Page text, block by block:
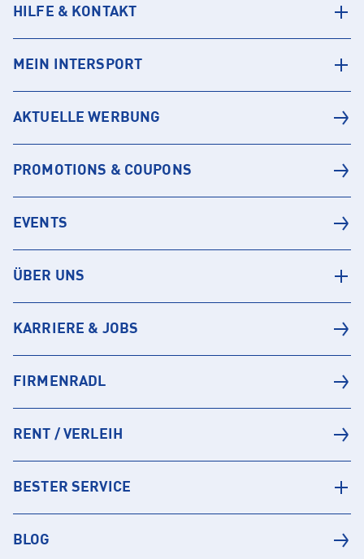
HILFE & KONTAKT
MEIN INTERSPORT
AKTUELLE WERBUNG
PROMOTIONS & COUPONS
EVENTS
ÜBER UNS
KARRIERE & JOBS
FIRMENRADL
RENT / VERLEIH
BESTER SERVICE
BLOG